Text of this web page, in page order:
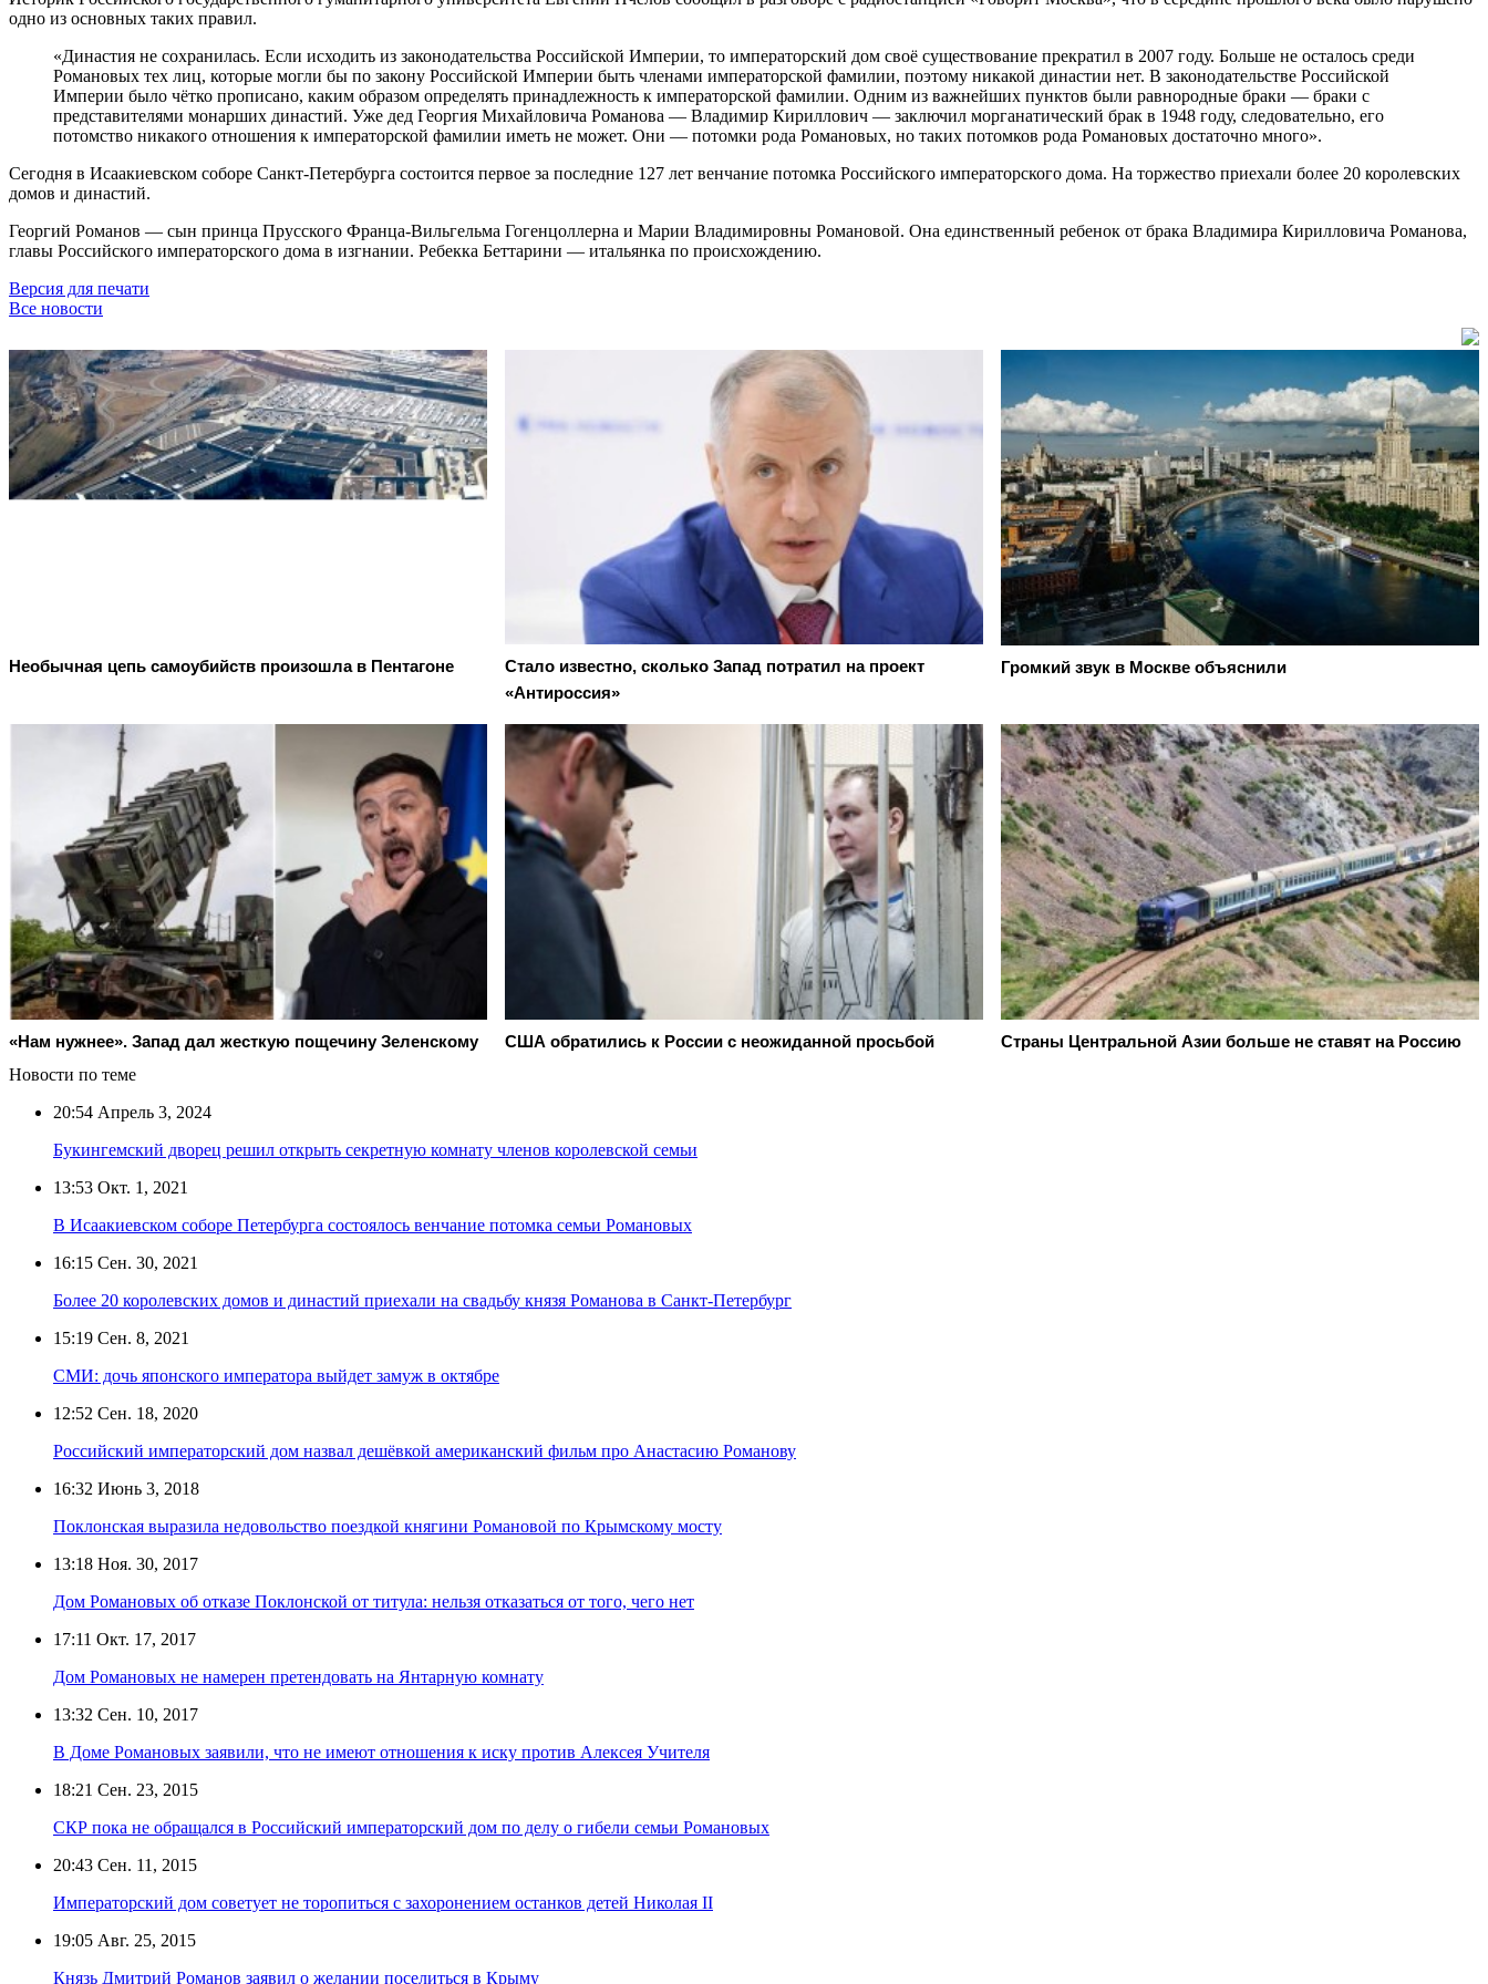
одно из основных таких правил.
«Династия не сохранилась. Если исходить из законодательства Российской Империи, то императорский дом своё существование прекратил в 2007 году. Больше не осталось среди
Романовых тех лиц, которые могли бы по закону Российской Империи быть членами императорской фамилии, поэтому никакой династии нет. В законодательстве Российской
Империи было чётко прописано, каким образом определять принадлежность к императорской фамилии. Одним из важнейших пунктов были равнородные браки — браки с
представителями монарших династий. Уже дед Георгия Михайловича Романова — Владимир Кириллович — заключил морганатический брак в 1948 году, следовательно, его
потомство никакого отношения к императорской фамилии иметь не может. Они — потомки рода Романовых, но таких потомков рода Романовых достаточно много».
Сегодня в Исаакиевском соборе Санкт-Петербурга состоится первое за последние 127 лет венчание потомка Российского императорского дома. На торжество приехали более 20 королевских
домов и династий.
Георгий Романов — сын принца Прусского Франца-Вильгельма Гогенцоллерна и Марии Владимировны Романовой. Она единственный ребенок от брака Владимира Кирилловича Романова,
главы Российского императорского дома в изгнании. Ребекка Беттарини — итальянка по происхождению.
Версия для печати
Все новости
Необычная цепь самоубийств произошла в Пентагоне
Стало известно, сколько Запад потратил на проект
«Антироссия»
Громкий звук в Москве объяснили
«Нам нужнее». Запад дал жесткую пощечину Зеленскому США обратились к России с неожиданной просьбой
Страны Центральной Азии больше не ставят на Россию
Новости по теме
20:54 Апрель 3, 2024
Букингемский дворец решил открыть секретную комнату членов королевской семьи
13:53 Окт. 1, 2021
В Исаакиевском соборе Петербурга состоялось венчание потомка семьи Романовых
16:15 Сен. 30, 2021
Более 20 королевских домов и династий приехали на свадьбу князя Романова в Санкт-Петербург
15:19 Сен. 8, 2021
СМИ: дочь японского императора выйдет замуж в октябре
12:52 Сен. 18, 2020
Российский императорский дом назвал дешёвкой американский фильм про Анастасию Романову
16:32 Июнь 3, 2018
Поклонская выразила недовольство поездкой княгини Романовой по Крымскому мосту
13:18 Ноя. 30, 2017
Дом Романовых об отказе Поклонской от титула: нельзя отказаться от того, чего нет
17:11 Окт. 17, 2017
Дом Романовых не намерен претендовать на Янтарную комнату
13:32 Сен. 10, 2017
В Доме Романовых заявили, что не имеют отношения к иску против Алексея Учителя
18:21 Сен. 23, 2015
СКР пока не обращался в Российский императорский дом по делу о гибели семьи Романовых
20:43 Сен. 11, 2015
Императорский дом советует не торопиться с захоронением останков детей Николая II
19:05 Авг. 25, 2015
Князь Дмитрий Романов заявил о желании поселиться в Крыму